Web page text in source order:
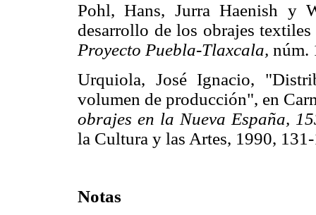
Pohl, Hans, Jurra Haenish y
desarrollo de los obrajes
Proyecto Puebla-Tlaxcala,
Urquiola, José Ignacio,
volumen de producción", en
obrajes en la Nueva España,
la Cultura y las Artes, 1990,
Notas